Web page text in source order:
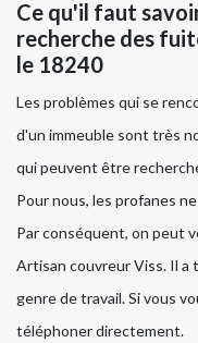
Ce qu'il faut
recherche des
le 18240
Les problèmes qui se
d'un immeuble sont très
qui peuvent être
Pour nous, les profanes
Par conséquent, on peut
Artisan couvreur Viss. Il a
genre de travail. Si vous
téléphoner directement.